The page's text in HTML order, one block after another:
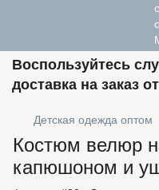
Воспользуйтесь
доставка на заказ
Детская одежда оптом
Костюм велюр
капюшоном и